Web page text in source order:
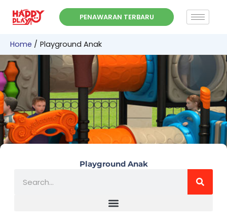
PENAWARAN TERBARU
Home Playground Anak
Playground Anak